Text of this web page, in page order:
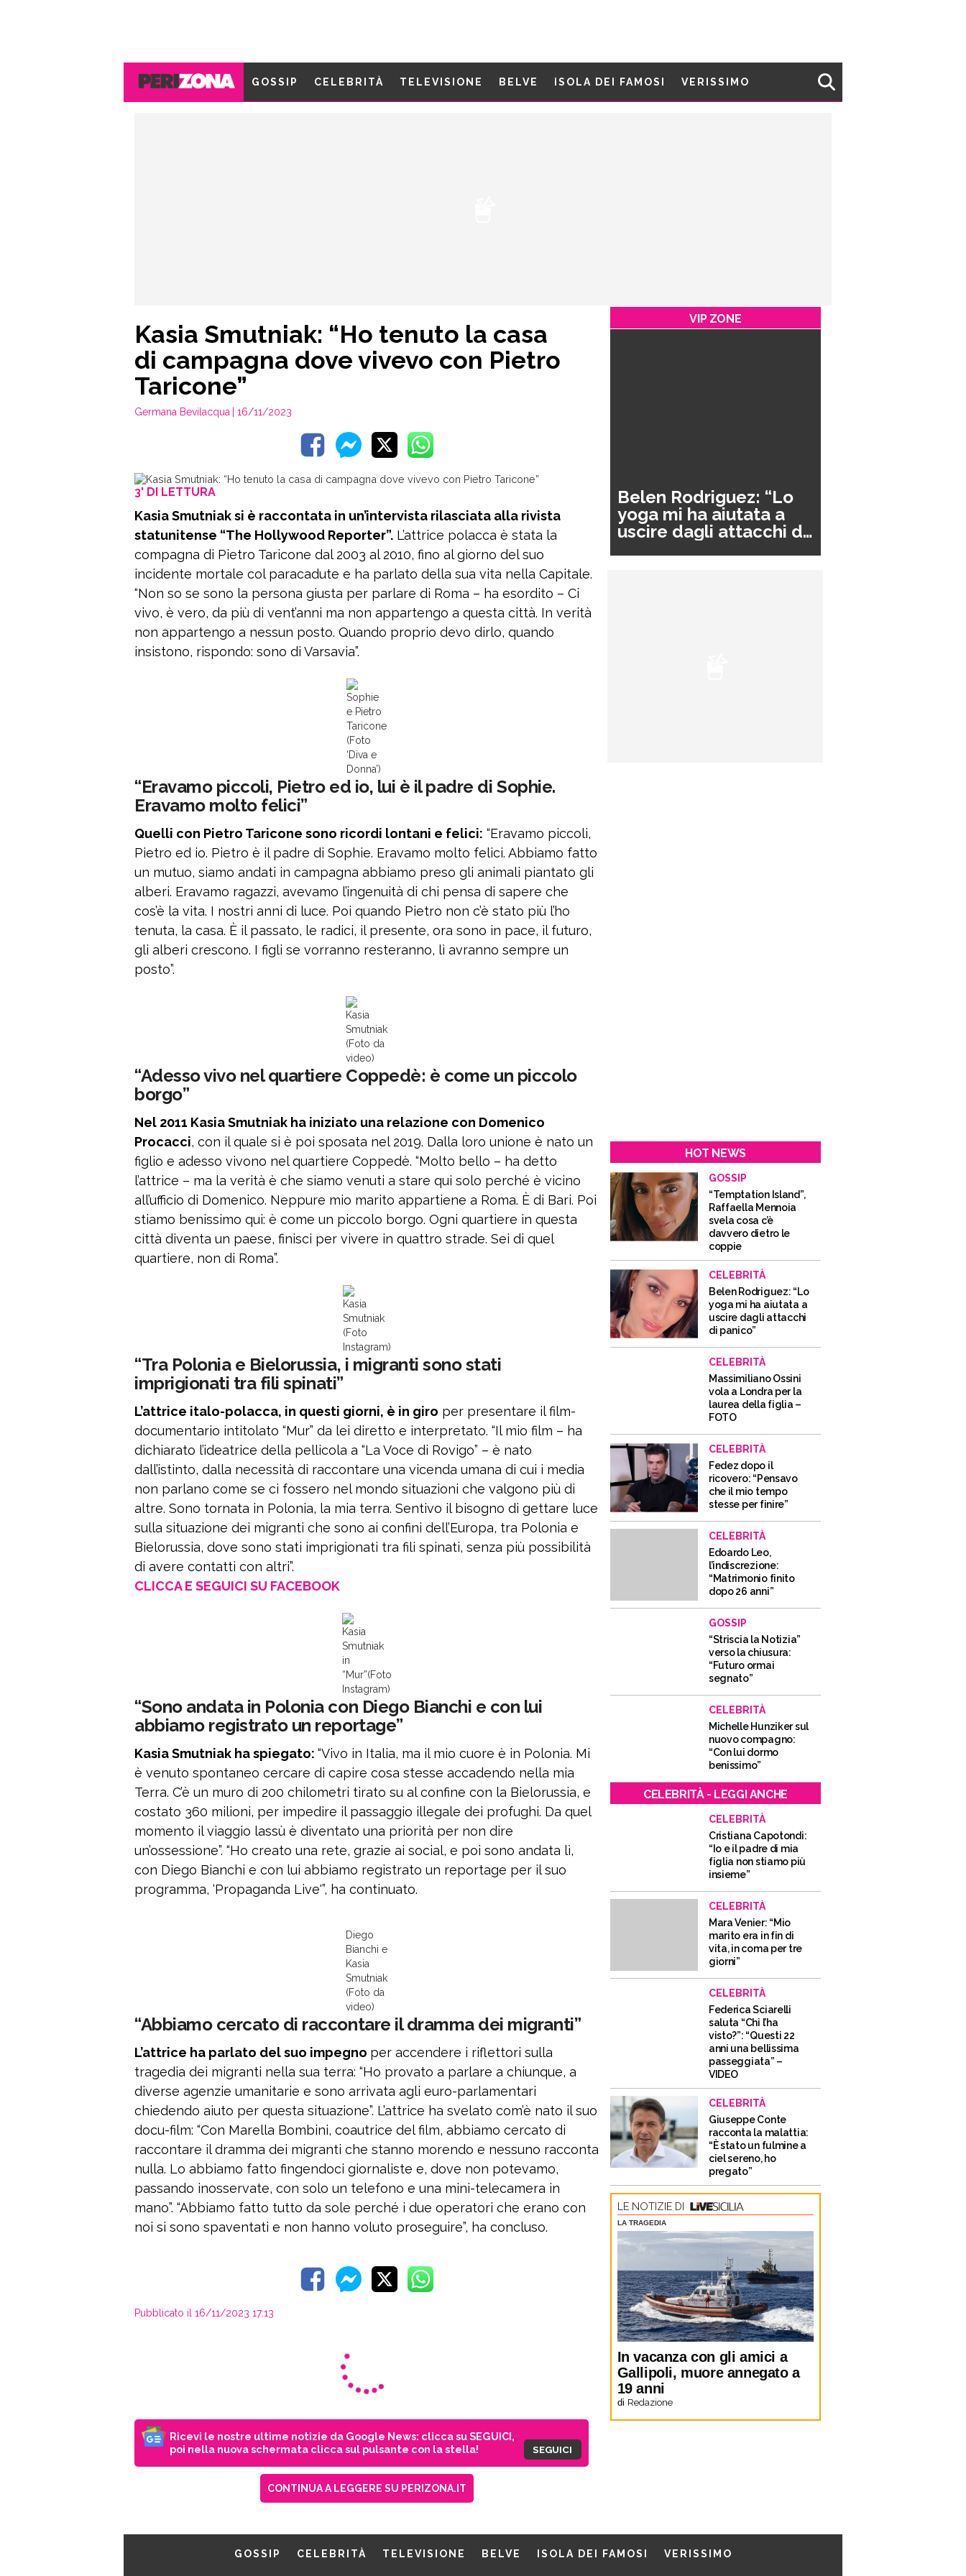
GOSSIP CELEBRITÀ TELEVISIONE BELVE ISOLA DEI FAMOSI VERISSIMO
Kasia Smutniak: “Ho tenuto la casa
di campagna dove vivevo con Pietro
Taricone”
Germana Bevilacqua | 16/11/2023
3' DI LETTURA
Kasia Smutniak si è raccontata in un’intervista rilasciata alla rivista
statunitense “The Hollywood Reporter”. L’attrice polacca è stata la
compagna di Pietro Taricone dal 2003 al 2010, fino al giorno del suo
incidente mortale col paracadute e ha parlato della sua vita nella Capitale.
“Non so se sono la persona giusta per parlare di Roma – ha esordito – Ci
vivo, è vero, da più di vent’anni ma non appartengo a questa città. In verità
non appartengo a nessun posto. Quando proprio devo dirlo, quando
insistono, rispondo: sono di Varsavia”.
Sophie
e Pietro
Taricone
(Foto
‘Diva e
Donna’)
“Eravamo piccoli, Pietro ed io, lui è il padre di Sophie.
Eravamo molto felici”
Quelli con Pietro Taricone sono ricordi lontani e felici: “Eravamo piccoli,
Pietro ed io. Pietro è il padre di Sophie. Eravamo molto felici. Abbiamo fatto
un mutuo, siamo andati in campagna abbiamo preso gli animali piantato gli
alberi. Eravamo ragazzi, avevamo l’ingenuità di chi pensa di sapere che
cos’è la vita. I nostri anni di luce. Poi quando Pietro non c’è stato più l’ho
tenuta, la casa. È il passato, le radici, il presente, ora sono in pace, il futuro,
gli alberi crescono. I figli se vorranno resteranno, lì avranno sempre un
posto”.
Kasia
Smutniak
(Foto da
video)
“Adesso vivo nel quartiere Coppedè: è come un piccolo
borgo”
Nel 2011 Kasia Smutniak ha iniziato una relazione con Domenico
Procacci, con il quale si è poi sposata nel 2019. Dalla loro unione è nato un
figlio e adesso vivono nel quartiere Coppedè. “Molto bello – ha detto
l’attrice – ma la verità è che siamo venuti a stare qui solo perché è vicino
all’ufficio di Domenico. Neppure mio marito appartiene a Roma. È di Bari. Poi
stiamo benissimo qui: è come un piccolo borgo. Ogni quartiere in questa
città diventa un paese, finisci per vivere in quattro strade. Sei di quel
quartiere, non di Roma”.
Kasia
Smutniak
(Foto
Instagram)
“Tra Polonia e Bielorussia, i migranti sono stati
imprigionati tra fili spinati”
L’attrice italo-polacca, in questi giorni, è in giro per presentare il film-
documentario intitolato “Mur” da lei diretto e interpretato. “Il mio film – ha
dichiarato l’ideatrice della pellicola a “La Voce di Rovigo” – è nato
dall’istinto, dalla necessità di raccontare una vicenda umana di cui i media
non parlano come se ci fossero nel mondo situazioni che valgono più di
altre. Sono tornata in Polonia, la mia terra. Sentivo il bisogno di gettare luce
sulla situazione dei migranti che sono ai confini dell’Europa, tra Polonia e
Bielorussia, dove sono stati imprigionati tra fili spinati, senza più possibilità
di avere contatti con altri”.
CLICCA E SEGUICI SU FACEBOOK
Kasia
Smutniak
in
“Mur”(Foto
Instagram)
“Sono andata in Polonia con Diego Bianchi e con lui
abbiamo registrato un reportage”
Kasia Smutniak ha spiegato: “Vivo in Italia, ma il mio cuore è in Polonia. Mi
è venuto spontaneo cercare di capire cosa stesse accadendo nella mia
Terra. C’è un muro di 200 chilometri tirato su al confine con la Bielorussia, e
costato 360 milioni, per impedire il passaggio illegale dei profughi. Da quel
momento il viaggio lassù è diventato una priorità per non dire
un’ossessione”. “Ho creato una rete, grazie ai social, e poi sono andata lì,
con Diego Bianchi e con lui abbiamo registrato un reportage per il suo
programma, ‘Propaganda Live'”, ha continuato.
Diego
Bianchi e
Kasia
Smutniak
(Foto da
video)
“Abbiamo cercato di raccontare il dramma dei migranti”
L’attrice ha parlato del suo impegno per accendere i riflettori sulla
tragedia dei migranti nella sua terra: “Ho provato a parlare a chiunque, a
diverse agenzie umanitarie e sono arrivata agli euro-parlamentari
chiedendo aiuto per questa situazione”. L’attrice ha svelato com’è nato il suo
docu-film: “Con Marella Bombini, coautrice del film, abbiamo cercato di
raccontare il dramma dei migranti che stanno morendo e nessuno racconta
nulla. Lo abbiamo fatto fingendoci giornaliste e, dove non potevamo,
passando inosservate, con solo un telefono e una mini-telecamera in
mano”. “Abbiamo fatto tutto da sole perché i due operatori che erano con
noi si sono spaventati e non hanno voluto proseguire”, ha concluso.
Pubblicato il 16/11/2023 17:13
Ricevi le nostre ultime notizie da Google News: clicca su SEGUICI,
poi nella nuova schermata clicca sul pulsante con la stella!
SEGUICI
CONTINUA A LEGGERE SU PERIZONA.IT
VIP ZONE
Belen Rodriguez: “Lo
yoga mi ha aiutata a
uscire dagli attacchi di
HOT NEWS
GOSSIP
“Temptation Island”,
Raffaella Mennoia
svela cosa c’è
davvero dietro le
coppie
CELEBRITÀ
Belen Rodriguez: “Lo
yoga mi ha aiutata a
uscire dagli attacchi
di panico”
CELEBRITÀ
Massimiliano Ossini
vola a Londra per la
laurea della figlia –
FOTO
CELEBRITÀ
Fedez dopo il
ricovero: “Pensavo
che il mio tempo
stesse per finire”
CELEBRITÀ
Edoardo Leo,
l’indiscrezione:
“Matrimonio finito
dopo 26 anni”
GOSSIP
“Striscia la Notizia”
verso la chiusura:
“Futuro ormai
segnato”
CELEBRITÀ
Michelle Hunziker sul
nuovo compagno:
“Con lui dormo
benissimo”
CELEBRITÀ - LEGGI ANCHE
CELEBRITÀ
Cristiana Capotondi:
“Io e il padre di mia
figlia non stiamo più
insieme”
CELEBRITÀ
Mara Venier: “Mio
marito era in fin di
vita, in coma per tre
giorni”
CELEBRITÀ
Federica Sciarelli
saluta “Chi l’ha
visto?”: “Questi 22
anni una bellissima
passeggiata” –
VIDEO
CELEBRITÀ
Giuseppe Conte
racconta la malattia:
“È stato un fulmine a
ciel sereno, ho
pregato”
LE NOTIZIE DI
LA TRAGEDIA
In vacanza con gli amici a
Gallipoli, muore annegato a
19 anni
di Redazione
GOSSIP CELEBRITÀ TELEVISIONE BELVE ISOLA DEI FAMOSI VERISSIMO